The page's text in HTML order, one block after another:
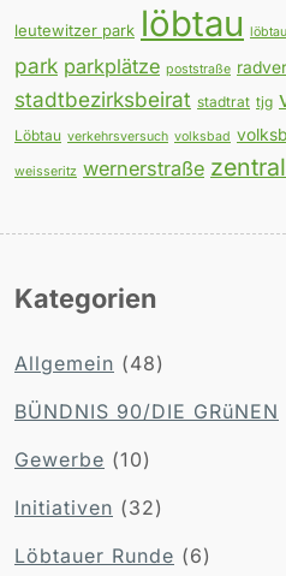
leutewitzer park löbtau
park parkplätze poststraße
stadtbezirksbeirat stadtrat tjg
Löbtau verkehrsversuch volksbad
weisseritz wernerstraße
Kategorien
Allgemein (48)
BÜNDNIS 90/DIE GRüNEN
Gewerbe (10)
Initiativen (32)
Löbtauer Runde (6)